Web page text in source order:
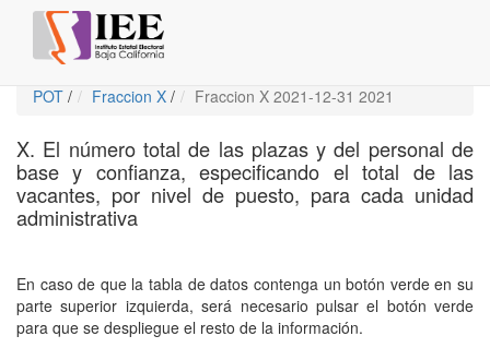
POT / Fraccion X / Fraccion X 2021-12-31 2021
X. El número total de las plazas y del personal de
base y confianza, especificando el total de las
vacantes, por nivel de puesto, para cada unidad
administrativa
En caso de que la tabla de datos contenga un botón verde en su
parte superior izquierda, será necesario pulsar el botón verde
para que se despliegue el resto de la información.